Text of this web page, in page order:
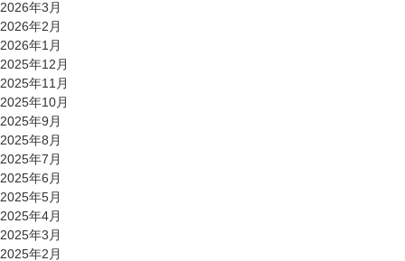
2026年3月
2026年2月
2026年1月
2025年12月
2025年11月
2025年10月
2025年9月
2025年8月
2025年7月
2025年6月
2025年5月
2025年4月
2025年3月
2025年2月